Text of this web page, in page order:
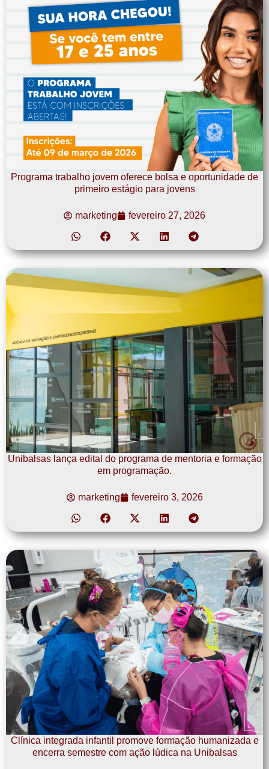
Programa trabalho jovem oferece bolsa e oportunidade de
primeiro estágio para jovens
marketing fevereiro 27, 2026
Unibalsas lança edital do programa de mentoria e formação
em programação.
marketing fevereiro 3, 2026
Clínica integrada infantil promove formação humanizada e
encerra semestre com ação lúdica na Unibalsas